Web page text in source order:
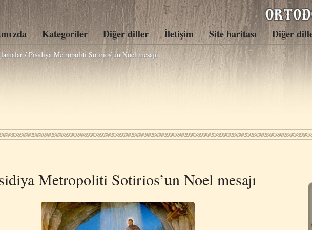
Kategoriler Diğer diller İletişim Site haritası Diğer
/Pisidiya Metropoliti Sotirios’un Noel mesajı
Metropoliti Sotirios’un Noel mesajı